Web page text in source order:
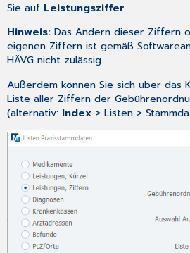
Sie auf Leistungsziffer.
Hinweis:Das Ändern dieser Ziffern
eigenen Ziffern ist gemäß
HÄVGnicht zulässig.
Außerdem können Sie sich über das
Liste aller Ziffern der
(alternativ: Index > Listen >